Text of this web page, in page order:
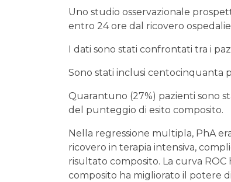
Uno studio osservazionale
entro 24 ore dal ricovero
I dati sono stati confrontati tra i
Sono stati inclusi centocinquanta
Quarantuno (27%) pazienti sono
del punteggio di esito composito.
Nella regressione multipla, PhA
ricovero in terapia intensiva,
risultato composito. La curva
composito ha migliorato il potere